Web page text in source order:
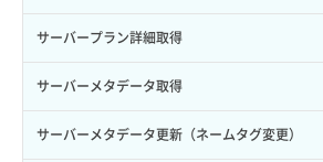
ロール詳細取得
ボリューム詳細取得
自動バックアップ有効化
自動バックアップ無効化
サーバープラン詳細取得
サーバーメタデータ取得
サーバーメタデータ更新（ネームタグ変更）